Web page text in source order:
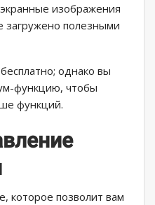
изображения
загружено полезными
однако вы
функцию, чтобы
функций.
которое позволит вам